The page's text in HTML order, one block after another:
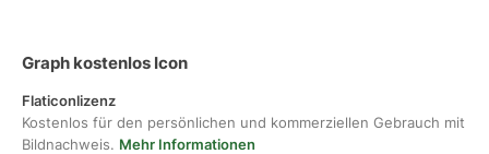
Graph kostenlos Icon
Flaticonlizenz
Kostenlos für den persönlichen und kommerziellen Gebrauch mit
Bildnachweis. Mehr Informationen